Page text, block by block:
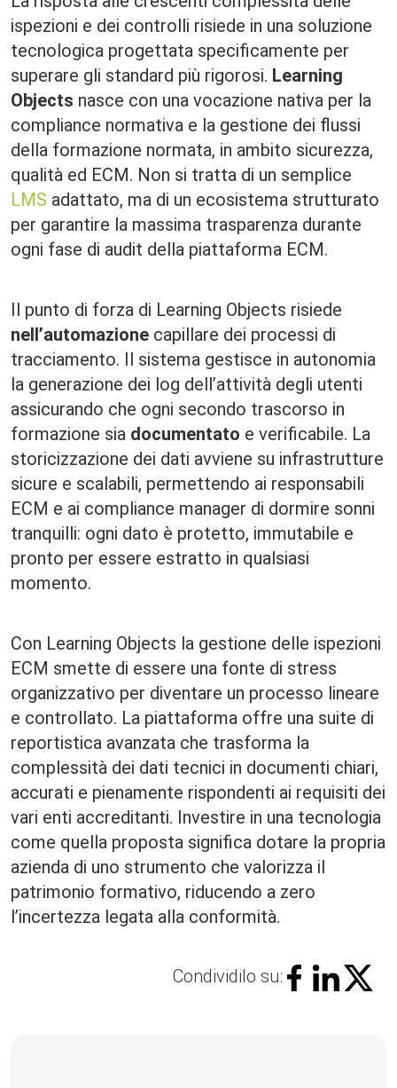
ispezioni e dei controlli risiede in una soluzione
tecnologica progettata specificamente per
superare gli standard più rigorosi. Learning
Objects nasce con una vocazione nativa per la
compliance normativa e la gestione dei flussi
della formazione normata, in ambito sicurezza,
qualità ed ECM. Non si tratta di un semplice
LMS adattato, ma di un ecosistema strutturato
per garantire la massima trasparenza durante
ogni fase di audit della piattaforma ECM.
Il punto di forza di Learning Objects risiede
nell’automazione capillare dei processi di
tracciamento. Il sistema gestisce in autonomia
la generazione dei log dell’attività degli utenti
assicurando che ogni secondo trascorso in
formazione sia documentato e verificabile. La
storicizzazione dei dati avviene su infrastrutture
sicure e scalabili, permettendo ai responsabili
ECM e ai compliance manager di dormire sonni
tranquilli: ogni dato è protetto, immutabile e
pronto per essere estratto in qualsiasi
momento.
Con Learning Objects la gestione delle ispezioni
ECM smette di essere una fonte di stress
organizzativo per diventare un processo lineare
e controllato. La piattaforma offre una suite di
reportistica avanzata che trasforma la
complessità dei dati tecnici in documenti chiari,
accurati e pienamente rispondenti ai requisiti dei
vari enti accreditanti. Investire in una tecnologia
come quella proposta significa dotare la propria
azienda di uno strumento che valorizza il
patrimonio formativo, riducendo a zero
l’incertezza legata alla conformità.
Condividilo su: